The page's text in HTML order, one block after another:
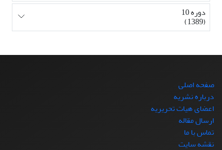
دوره 10
(1389)
صفحه اصلی
درباره نشریه
اعضای هیات تحریریه
ارسال مقاله
تماس با ما
نقشه سایت